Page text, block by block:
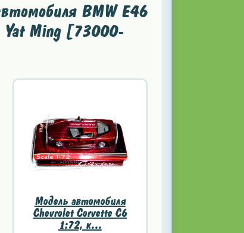
BMW E46
Yat Ming [73000-
Модель автомобиля
Chevrolet Corvette C6
1:72, к...